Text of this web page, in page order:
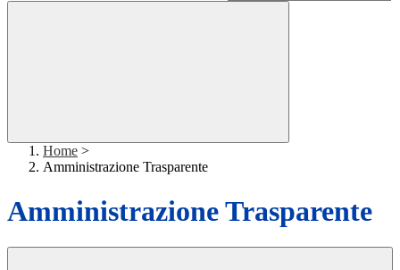
Home >
Amministrazione Trasparente
Amministrazione Trasparente